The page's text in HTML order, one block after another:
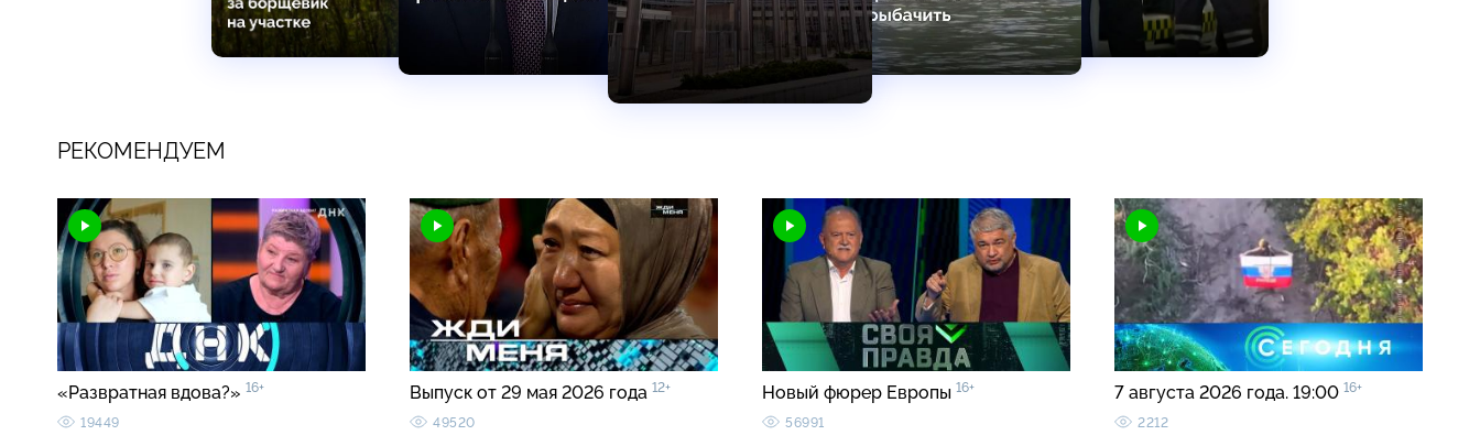
РЕКОМЕНДУЕМ
«Развратная вдова?» 16+
19449
Выпуск от 29 мая 2026 года 12+
49520
Новый фюрер Европы 16+
56991
7 августа 2026 года. 19:00 16+
2212